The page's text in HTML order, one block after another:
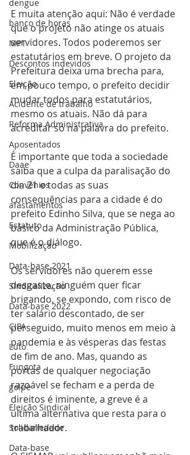
dengue
banco de horas
MPT
Descontos indevidos
Eleição
Acidente de trabalho
Reforma Administrativa
Aposentados
Daae
Convênios
afastamentos
Estatuto
Mobilização
Data-base 2021
Sindicalização
Data-base 2022
CIPA
Luto
Fungota
golpe
Eleição Sindical
Solidariedade
Data-base
E muita atenção aqui: Não é verdade
que o projeto não atinge os atuais
servidores. Todos poderemos ser
estatutários em breve. O projeto da
Prefeitura deixa uma brecha para,
em pouco tempo, o prefeito decidir
mudar todos para estatutários,
mesmo os atuais. Não dá para
acreditar só na palavra do prefeito.
É importante que toda a sociedade
saiba que a culpa da paralisação do
dia 21 e todas as suas
consequências para a cidade é do
prefeito Edinho Silva, que se nega ao
básico da Administração Pública,
que é o diálogo.
Os servidores não querem esse
desgaste, ninguém quer ficar
brigando, se expondo, com risco de
ter salário descontado, de ser
perseguido, muito menos em meio à
pandemia e às vésperas das festas
de fim de ano. Mas, quando as
portas de qualquer negociação
razoável se fecham e a perda de
direitos é iminente, a greve é a
última alternativa que resta para o
trabalhador.